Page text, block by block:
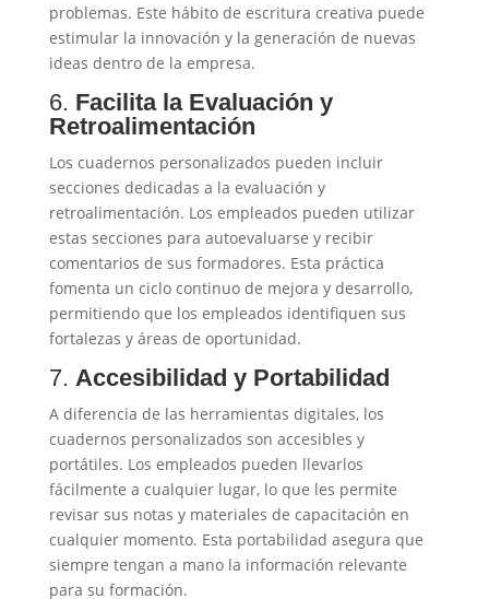
problemas. Este hábito de escritura creativa puede
estimular la innovación y la generación de nuevas
ideas dentro de la empresa.
6. Facilita la Evaluación y
Retroalimentación
Los cuadernos personalizados pueden incluir
secciones dedicadas a la evaluación y
retroalimentación. Los empleados pueden utilizar
estas secciones para autoevaluarse y recibir
comentarios de sus formadores. Esta práctica
fomenta un ciclo continuo de mejora y desarrollo,
permitiendo que los empleados identifiquen sus
fortalezas y áreas de oportunidad.
7. Accesibilidad y Portabilidad
A diferencia de las herramientas digitales, los
cuadernos personalizados son accesibles y
portátiles. Los empleados pueden llevarlos
fácilmente a cualquier lugar, lo que les permite
revisar sus notas y materiales de capacitación en
cualquier momento. Esta portabilidad asegura que
siempre tengan a mano la información relevante
para su formación.